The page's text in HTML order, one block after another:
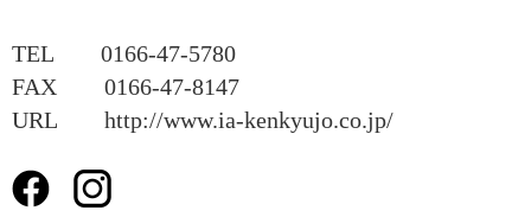
TEL 0166-47-5780
FAX 0166-47-8147
URL http://www.ia-kenkyujo.co.jp/